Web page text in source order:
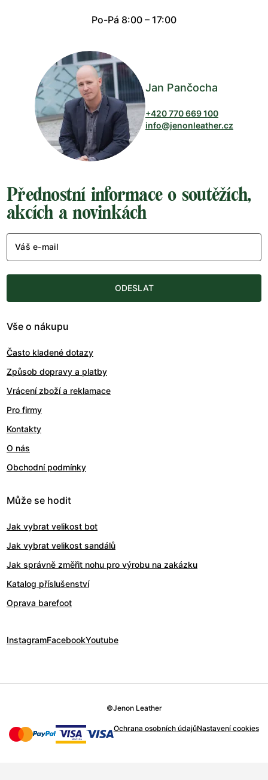
Po-Pá 8:00 – 17:00
Jan Pančocha
+420 770 669 100
info@jenonleather.cz
Přednostní informace o soutěžích,
akcích a novinkách
Váš e-mail
ODESLAT
Vše o nákupu
Často kladené dotazy
Způsob dopravy a platby
Vrácení zboží a reklamace
Pro firmy
Kontakty
O nás
Obchodní podmínky
Může se hodit
Jak vybrat velikost bot
Jak vybrat velikost sandálů
Jak správně změřit nohu pro výrobu na zakázku
Katalog příslušenství
Oprava barefoot
InstagramFacebookYoutube
©Jenon Leather
Ochrana osobních údajůNastavení cookies